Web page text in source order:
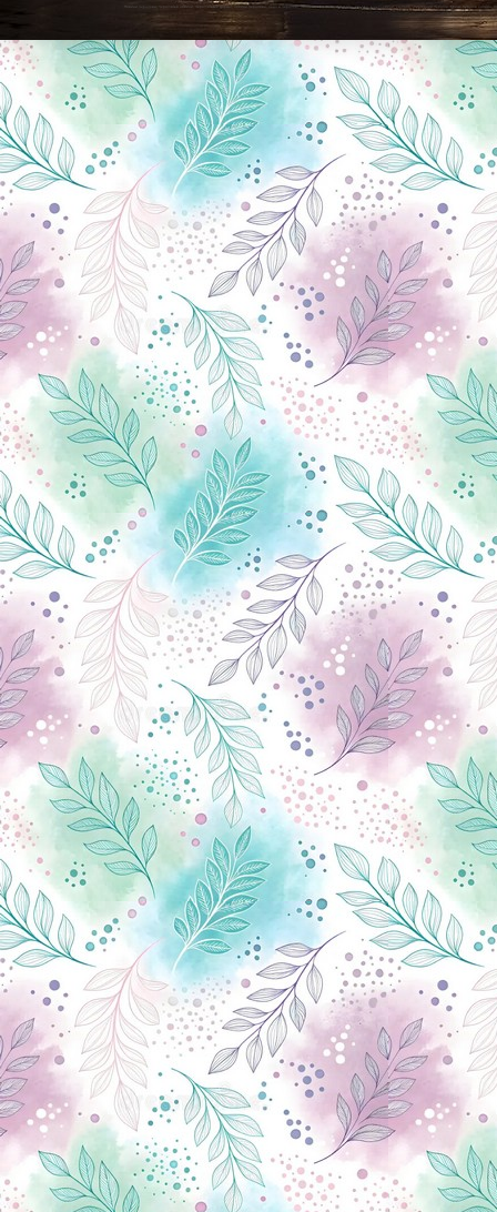
Новини Чернігова, Чернігівські новини, Чернігівський формат, новини Чернігова, події в Чернігові: політика, економіка, аналітика, культура, відеоновини, екологія, спортивний Чернігів, туризм, Чернігів